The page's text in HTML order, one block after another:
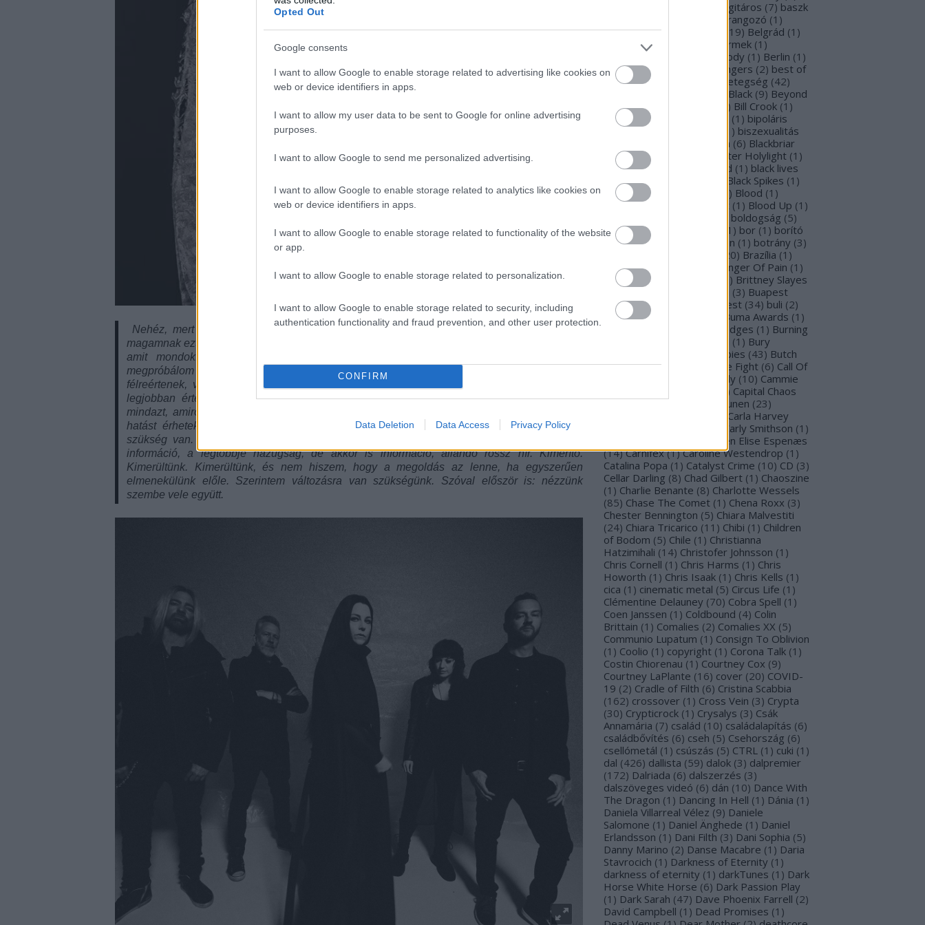
Opted Out
Google consents
I want to allow Google to enable storage related to advertising like cookies on
web or device identifiers in apps.
I want to allow my user data to be sent to Google for online advertising
purposes.
I want to allow Google to send me personalized advertising.
I want to allow Google to enable storage related to analytics like cookies on
web or device identifiers in apps.
I want to allow Google to enable storage related to functionality of the website
or app.
I want to allow Google to enable storage related to personalization.
I want to allow Google to enable storage related to security, including
authentication functionality and fraud prevention, and other user protection.
CONFIRM
Data Deletion Data Access Privacy Policy
Nehéz, mert az ember tenni akar valamit. De mit tehetünk? Azt hiszem, én is feltettem
magamnak ezt a kérdést. És arra jutottam: nos, énekes vagyok, és az emberek figyelnek arra,
amit mondok. Szóval ahelyett, hogy személyesen azzal tölteném az időmet, hogy
megpróbálom megírni a tökéletes posztot, aztán minden energiámat felemészti, hogy
félreértenek, vagy bármi történik, belém állnak, miért ne csinálnám inkább azt, amihez a
legjobban értek? Miért ne tenném bele a reményemet, a szeretetemet, a haragomat és
mindazt, amiről azt remélem, hogy összehozhat minket, a zenébe? És talán így mélyebb
hatást érhetek el. Semmi árnyékvetés azokra, akik rávilágítanak az igaz dolgokra. Erre
szükség van. De határozottan van egy olyan szintje ennek, hogy egyszerűen túl sok az
információ, a legtöbbje hazugság, de akkor is információ, állandó rossz hír. Kimerítő.
Kimerültünk. Kimerültünk, és nem hiszem, hogy a megoldás az lenne, ha egyszerűen
elmenekülünk előle. Szerintem változásra van szükségünk. Szóval először is: nézzünk
szembe vele együtt.
basszusgitáros (7) baszk
beharangozó (1 )
Behemoth (1 19) Belgrád (1 )
Bella Perron
belső gyermek (1 )
Ben Moody (1 ) Berlin (1 )
Besnyő Gabi
Beste Zangers (2) best of
album (1) beszámoló betegség (42)
Beyond The Black (9) Beyond
The Matrix
) Bill Crook (1 )
Binder Laura
(1 ) bipoláris
zavar (1) ) biszexualitás
Blabbermouth (6) Blackbriar
) Blackguard Blackwater Holylight (1 )
Black Anima
Black Gold (1 ) black lives
matter (1 Black Spikes (1 )
Black X-mas
) Blood (1 )
Bloodstock
Blood Blast (1 ) Blood Up (1 )
boldogság (5)
Bologna (1 1 ) bor (1 ) borító
70) borítókép Bosorkun (1 ) botrány (3)
20) Brazília (1 )
Break In ( Bringer Of Pain (1 )
Bring Me To Life
) Brittney Slayes
(3) Buapest
Aréna (2) búcsú Budapest (34) buli (2)
Bullet for M Valentine
Buma Awards (1 )
Burning Bridges (1 ) Burning
(1 ) Bury
Butcher Babies (43) Butch
Vig (2) Cadaveria Cage Fight (6) Call Of
Cammie Beverly (10) Cammie
) Capital Chaos
TV (1) Capri (1 Capri Virkkunen (23)
Carla Harvey
Carly Smithson (1 )
Carmen Elise Espenæs
(14) Carnifex (1) Caroline Westendrop (1 )
Catalina Popa (1 ) Catalyst Crime (10) CD (3)
Cellar Darling (8) Chad Gilbert (1 ) Chaoszine
(1 ) Charlie Benante (8) Charlotte Wessels
(85) Chase The Comet (1 ) Chena Roxx (3)
Chester Bennington (5) Chiara Malvestiti
(24) Chiara Tricarico (11 ) Chibi (1 ) Children
of Bodom (5) Chile (1 ) Christianna
Hatzimihali (14) Christofer Johnsson (1 )
Chris Cornell (1 ) Chris Harms (1 ) Chris
Howorth (1 ) Chris Isaak (1 ) Chris Kells (1 )
cica (1 ) cinematic metal (5) Circus Life (1 )
Clémentine Delauney (70) Cobra Spell (1 )
Coen Janssen (1 ) Coldbound (4) Colin
Brittain (1 ) Comalies (2) Comalies XX (5)
Communio Lupatum (1 ) Consign To Oblivion
(1 ) Coolio (1 ) copyright (1 ) Corona Talk (1 )
Costin Chiorenau (1 ) Courtney Cox (9)
Courtney LaPlante (16) cover (20) COVID-
19 (2) Cradle of Filth (6) Cristina Scabbia
(162) crossover (1 ) Cross Vein (3) Crypta
(30) Crypticrock (1 ) Crysalys (3) Csák
Annamária (7) család (10) családalapítás (6)
családbővítés (6) cseh (5) Csehország (6)
csellómetál (1 ) csúszás (5) CTRL (1 ) cuki (1 )
dal (426) dallista (59) dalok (3) dalpremier
(172) Dalriada (6) dalszerzés (3)
dalszöveges videó (6) dán (10) Dance With
The Dragon (1 ) Dancing In Hell (1 ) Dánia (1 )
Daniela Villarreal Vélez (9) Daniele
Salomone (1 ) Daniel Änghede (1 ) Daniel
Erlandsson (1 ) Dani Filth (3) Dani Sophia (5)
Danny Marino (2) Danse Macabre (1 ) Daria
Stavrocich (1 ) Darkness of Eternity (1 )
darkness of eternity (1 ) darkTunes (1 ) Dark
Horse White Horse (6) Dark Passion Play
(1 ) Dark Sarah (47) Dave Phoenix Farrell (2)
David Campbell (1 ) Dead Promises (1 )